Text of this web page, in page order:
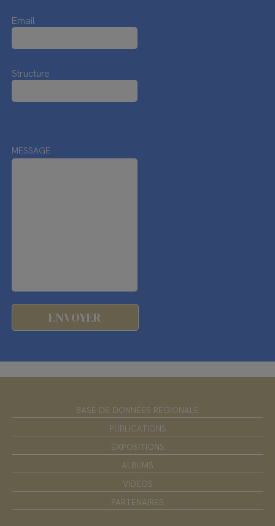
Email
Structure
MESSAGE
BASE DE DONNÉES RÉGIONALE
PUBLICATIONS
EXPOSITIONS
ALBUMS
VIDÉOS
PARTENAIRES